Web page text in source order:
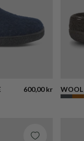
600,00 kr WOOL